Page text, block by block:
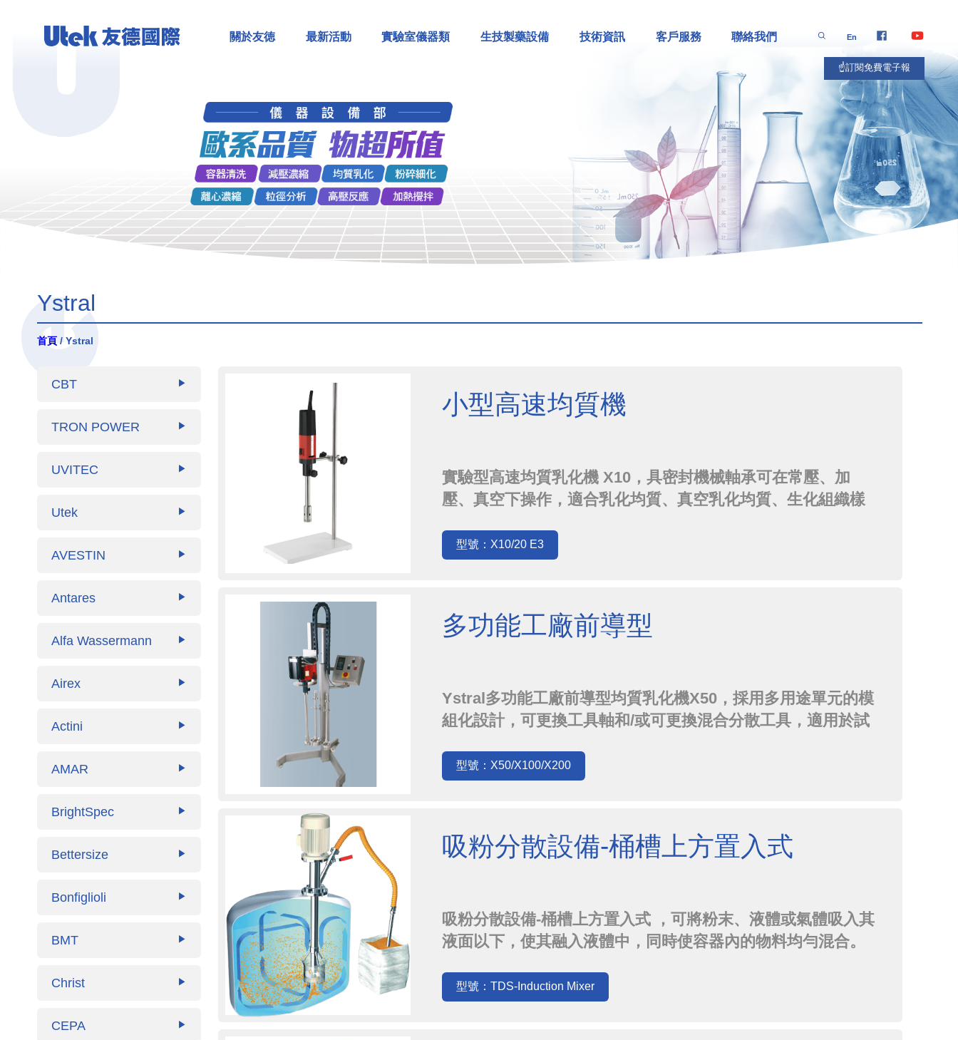
關於友徳 最新活動 實驗室儀器類 生技製藥設備 技術資訊 客戶服務 聯絡我們 En
☝️訂閱免費電子報
Ystral
首頁/ Ystral
CBT ▶
TRON POWER ▶
UVITEC ▶
Utek ▶
AVESTIN ▶
Antares ▶
Alfa Wassermann ▶
Airex ▶
Actini ▶
AMAR ▶
BrightSpec ▶
Bettersize ▶
Bonfiglioli ▶
BMT ▶
Christ ▶
CEPA ▶
小型高速均質機
實驗型高速均質乳化機 X10，具密封機械軸承可在常壓、加
壓、真空下操作，適合乳化均質、真空乳化均質、生化組織樣
發…
型號：X10/20 E3
多功能工廠前導型
Ystral多功能工廠前導型均質乳化機X50，採用多用途單元的模
組化設計，可更換工具軸和/或可更換混合分散工具，適用於試
在化學、食品、化妝品和製藥生產中提供了靈活性運用。可以
一台機器和最合適的工具製造不同的產品和產品數量。
型號：X50/X100/X200
吸粉分散設備-桶槽上方置入式
吸粉分散設備-桶槽上方置入式 ，可將粉末、液體或氣體吸入其
液面以下，使其融入液體中，同時使容器內的物料均勻混合。
型號：TDS-Induction Mixer